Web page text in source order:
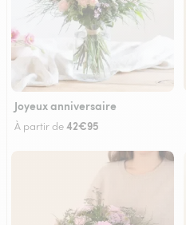
Joyeux anniversaire
À partir de42€95